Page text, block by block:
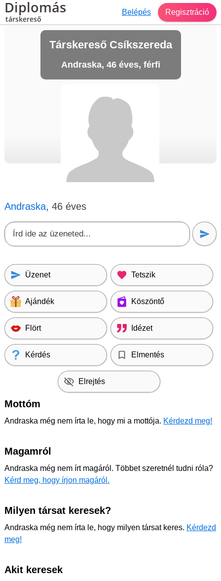
Diplomás
társkereső
Belépés Regisztráció
Társkereső Csíkszereda
Andraska, 46 éves, férfi
Andraska, 46 éves
Üzenet Tetszik
Ajándék Köszöntő
Flört Idézet
Kérdés Elmentés
Elrejtés
Mottóm
Andraska még nem írta le, hogy mi a mottója. Kérdezd meg!
Magamról
Andraska még nem írt magáról. Többet szeretnél tudni róla?
Kérd meg, hogy írjon magáról.
Milyen társat keresek?
Andraska még nem írta le, hogy milyen társat keres. Kérdezd
meg!
Akit keresek